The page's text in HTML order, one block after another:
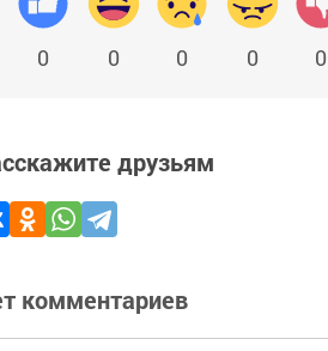
0 0 0 0 0
друзьям
комментариев